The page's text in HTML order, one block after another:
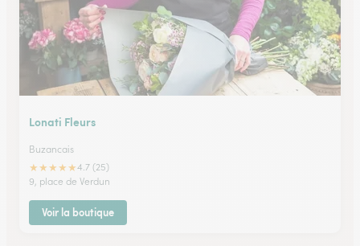
Lonati Fleurs
Buzancais
★★★★★4.7 (25)
9, place de Verdun
Voir la boutique